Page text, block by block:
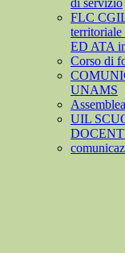
di servizio
FLC
ED ATA
Corso di
UNAMS
UIL